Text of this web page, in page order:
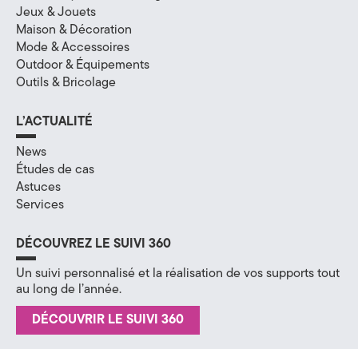
Jeux & Jouets
Maison & Décoration
Mode & Accessoires
Outdoor & Équipements
Outils & Bricolage
L’ACTUALITÉ
News
Études de cas
Astuces
Services
DÉCOUVREZ LE SUIVI 360
Un suivi personnalisé et la réalisation de vos supports tout
au long de l’année.
DÉCOUVRIR LE SUIVI 360